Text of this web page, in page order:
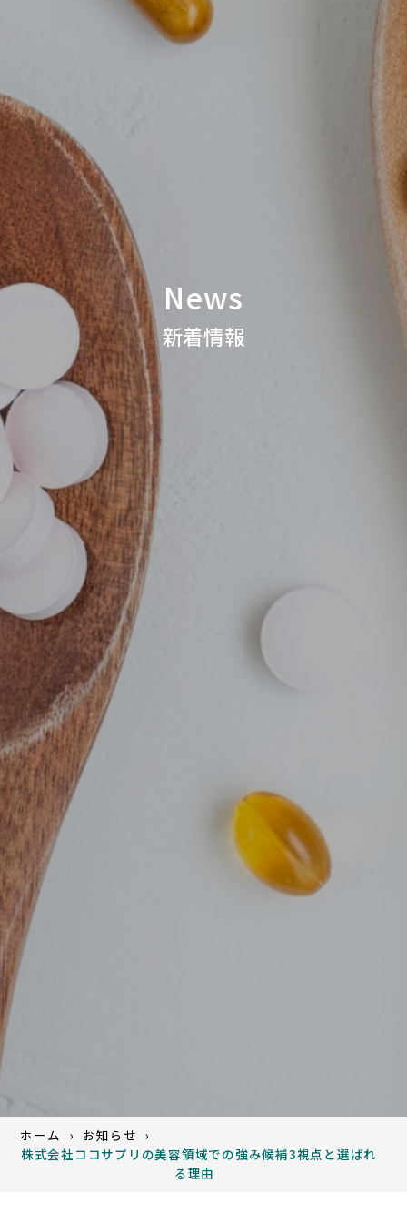
News
新着情報
ホーム
お知らせ
株式会社ココサプリの美容領域での強み候補3視点と選ばれ
る理由